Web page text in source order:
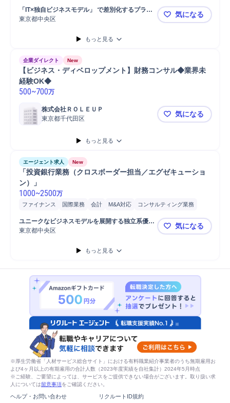
バリューアップ/モニタリング
政治/政策 財務
モニタリング
審査対応 経理
「IT×独自ビジネスモデル」 で差別化するプライ
ム上場の不動産会社
東京都中央区 経理・経営
気になる
もっと見る
企業ダイレクト New
【ビジネス・ディベロップメント】財務コンサル◆業界未
経験OK◆
500~700万
株式会社ＲＯＬＥＵＰ
東京都千代田区
【ビジネス
気になる
もっと見る
エージェント求人 New
「投資銀行業務（クロスボーダー担当／エグゼキューショ
ン）」
1000~2500万
ファイナンス 国際業務 会計 M&A対応
コンサルティング業務
M&Aアドバイザリー
M&Aコンサルティング
顧客対応 財務
ユニークなビジネスモデルを展開する独立系優良
中堅証券会社
東京都中央区 「投資銀行
気になる
もっと見る
※厚生労働省「人材サービス総合サイト」における有料職業紹介事業者のうち無期雇用お
よび4ヶ月以上の有期雇用の合計人数（2023年度実績を自社集計）2024年5月時点
※ご経験、ご要望によっては、サービスをご提供できない場合がございます。取り扱い求
人については留意事項をご確認ください。
ヘルプ・お問い合わせ リクルートID規約